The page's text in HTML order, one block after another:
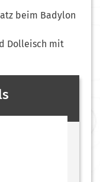
beim Badylon
Dolleisch mit